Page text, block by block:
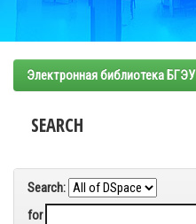
Электронная библиотека БГЭУ
SEARCH
Search:
for